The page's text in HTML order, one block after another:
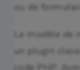
ou de
Le modèle de
un plugin
code PHP.